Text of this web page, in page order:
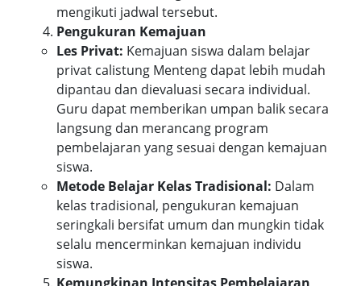
mengikuti jadwal tersebut.
Pengukuran Kemajuan
Les Privat: Kemajuan siswa dalam belajar
privat calistung Menteng dapat lebih mudah
dipantau dan dievaluasi secara individual.
Guru dapat memberikan umpan balik secara
langsung dan merancang program
pembelajaran yang sesuai dengan kemajuan
siswa.
Metode Belajar Kelas Tradisional: Dalam
kelas tradisional, pengukuran kemajuan
seringkali bersifat umum dan mungkin tidak
selalu mencerminkan kemajuan individu
siswa.